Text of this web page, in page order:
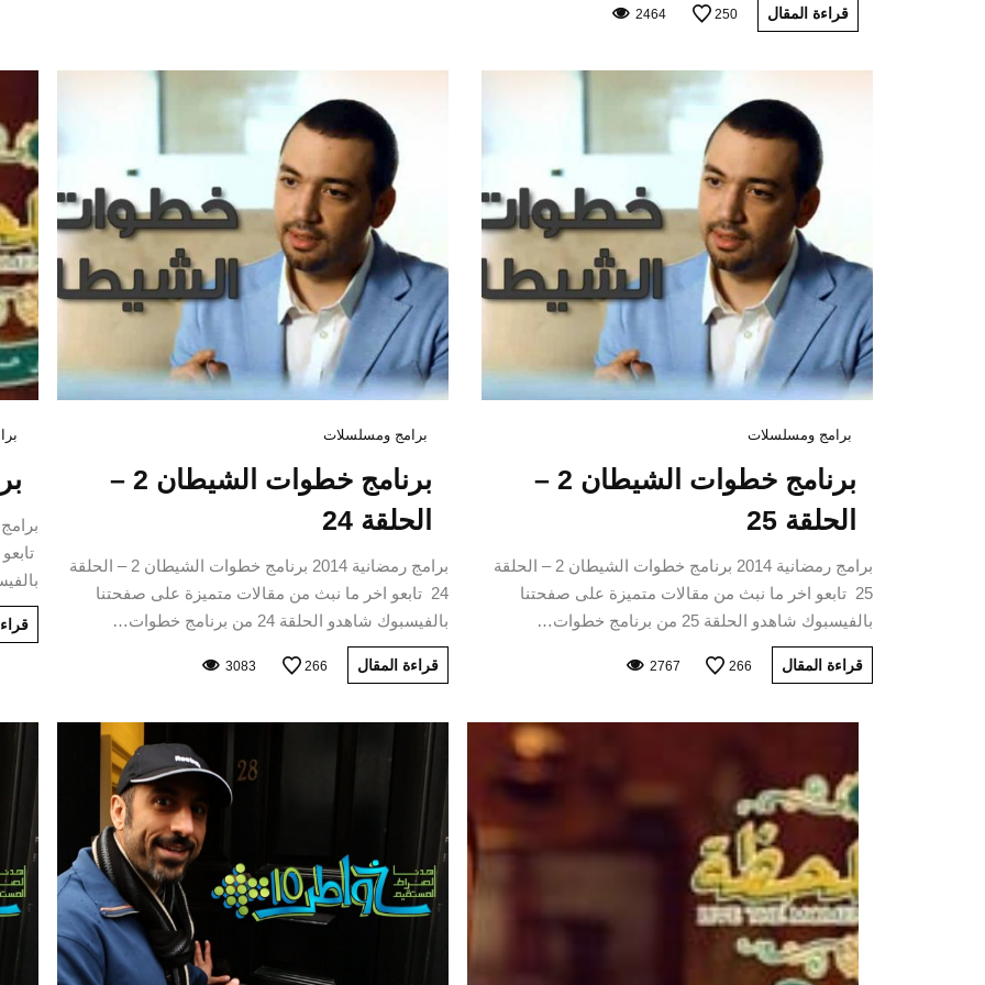
كورونا فيروس: نصائح
منظمة الصحة العالمية
سبتمبر 10, 2020
قراءة المقال 250
2464
برامج ومسلسلات
برنامج خطوات الشيطان 2 –
الحلقة 25
برامج رمضانية 2014 برنامج خطوات الشيطان 2 – الحلقة
25 تابعو اخر ما نبث من مقالات متميزة على صفحتنا
بالفيسبوك شاهدو الحلقة 25 من برنامج خطوات…
قراءة المقال 266
2767
برامج ومسلسلات
برنامج خطوات الشيطان 2 –
الحلقة 24
برامج رمضانية 2014 برنامج خطوات الشيطان 2 – الحلقة
24 تابعو اخر ما نبث من مقالات متميزة على صفحتنا
بالفيسبوك شاهدو الحلقة 24 من برنامج خطوات…
قراءة المقال 266
3083